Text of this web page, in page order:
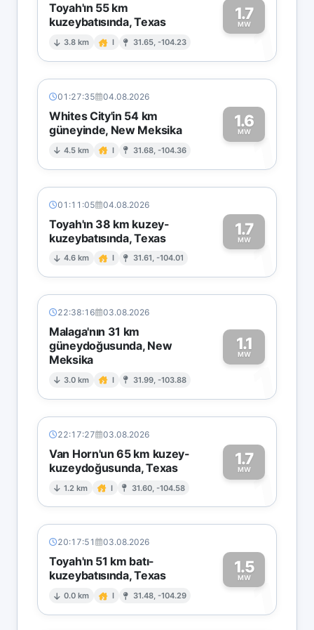
Toyah'ın 55 km
kuzeybatısında, Texas
3.8 km I 31.65, -104.23
1.7
MW1
01:27:35 04.08.2026
Whites City'in 54 km
güneyinde, New Meksika
4.5 km I 31.68, -104.36
1.6
MW1
01:11:05 04.08.2026
Toyah'ın 38 km kuzey-
kuzeybatısında, Texas
4.6 km I 31.61, -104.01
1.7
MW1
22:38:16 03.08.2026
Malaga'nın 31 km
güneydoğusunda, New
Meksika
3.0 km I 31.99, -103.88
1.1
MW
1
22:17:27 03.08.2026
Van Horn'un 65 km kuzey-
kuzeydoğusunda, Texas
1.2 km I 31.60, -104.58
1.7
MW1
20:17:51 03.08.2026
Toyah'ın 51 km batı-
kuzeybatısında, Texas
0.0 km I 31.48, -104.29
1.5
MW1